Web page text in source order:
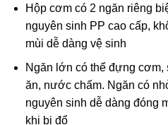
Hộp cơm có 2 ngăn riêng
nguyên sinh PP cao cấp,
mùi dễ dàng vệ sinh
Ngăn lớn có thể đựng
ăn, nước chấm. Ngăn có
nguyên sinh dễ dàng đóng
khi bị đổ